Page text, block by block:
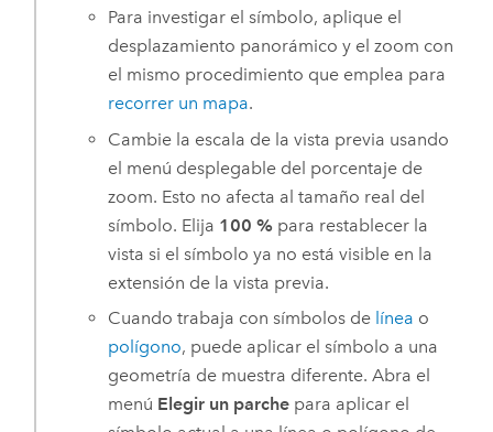
Para investigar el símbolo, aplique el
desplazamiento panorámico y el zoom con
el mismo procedimiento que emplea para
recorrer un mapa.
Cambie la escala de la vista previa usando
el menú desplegable del porcentaje de
zoom. Esto no afecta al tamaño real del
símbolo. Elija 100 % para restablecer la
vista si el símbolo ya no está visible en la
extensión de la vista previa.
Cuando trabaja con símbolos de línea o
polígono, puede aplicar el símbolo a una
geometría de muestra diferente. Abra el
menú Elegir un parche para aplicar el